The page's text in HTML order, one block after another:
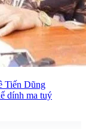
Tiến Dũng
dính ma tuý